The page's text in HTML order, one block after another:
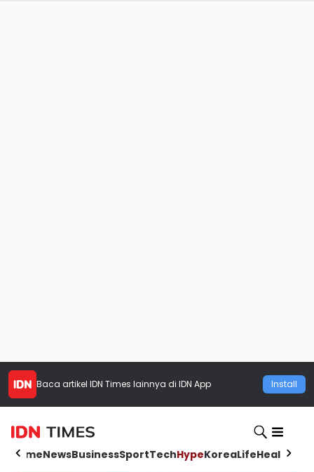
Baca artikel IDN Times lainnya di IDN App Install
HomeNewsBusinessSportTechHypeKoreaLifeHealth